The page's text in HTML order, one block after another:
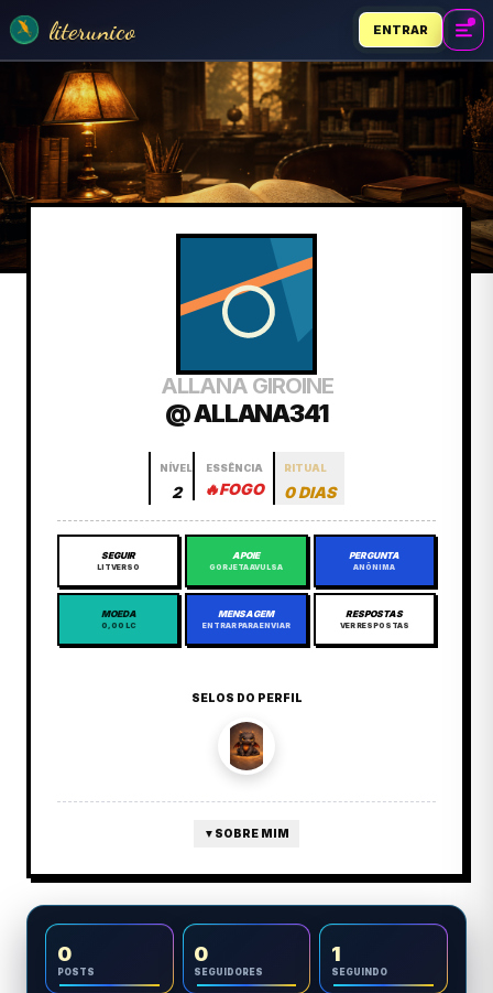
literunico ENTRAR
ALLANA GIROINE
@ ALLANA341
NÍVEL
2
ESSÊNCIA
🔥FOGO
RITUAL
0 DIAS
SEGUIR
LITVERSO
APOIE
GORJETA AVULSA
PERGUNTA
ANÔNIMA
MOEDA
0,00 LC
MENSAGEM
ENTRAR PARA ENVIAR
RESPOSTAS
VER RESPOSTAS
SELOS DO PERFIL
▼ SOBRE MIM
0
POSTS
0
SEGUIDORES
1
SEGUINDO